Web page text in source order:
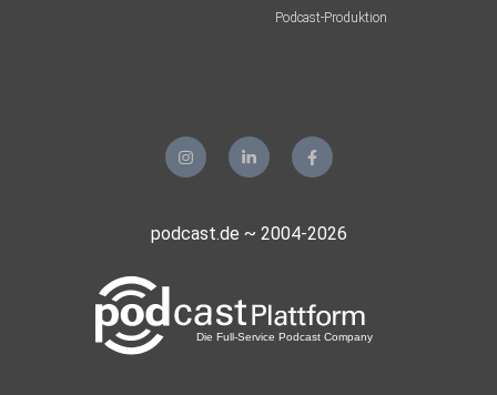
Podcast-Produktion
podcast.de ~ 2004-2026